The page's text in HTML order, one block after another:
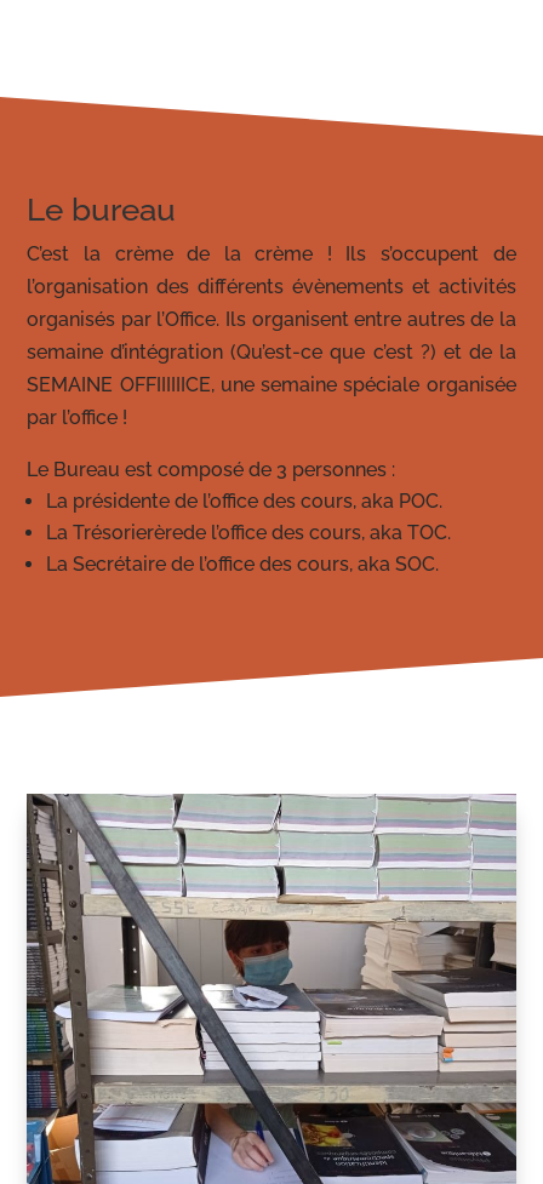
Le bureau
C’est la crème de la crème ! Ils s’occupent de
l’organisation des différents évènements et activités
organisés par l’Office. Ils organisent entre autres de la
semaine d’intégration (Qu’est-ce que c’est ?) et de la
SEMAINE OFFIIIIIICE, une semaine spéciale organisée
par l’office !
Le Bureau est composé de 3 personnes :
La présidente de l’office des cours, aka POC.
La Trésorierèrede l’office des cours, aka TOC.
La Secrétaire de l’office des cours, aka SOC.